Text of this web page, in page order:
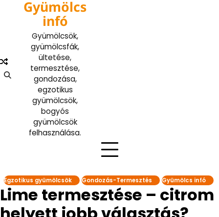
Gyümölcs
infó
Gyümölcsök,
gyümölcsfák,
ültetése,
termesztése,
gondozása,
egzotikus
gyümölcsök,
bogyós
gyümölcsök
felhasználása.
Egzotikus gyümölcsök Gondozás-Termesztés Gyümölcs infó
Lime termesztése – citrom